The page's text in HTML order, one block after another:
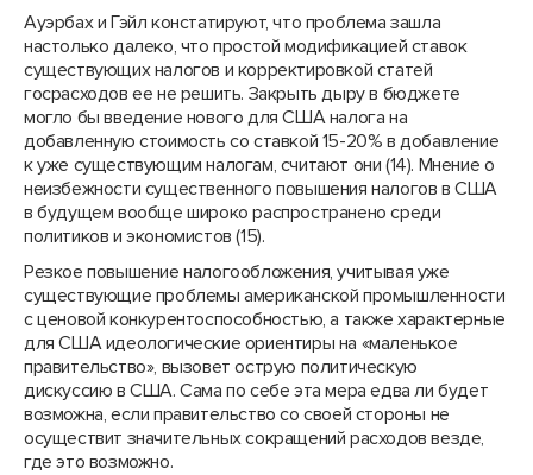
Ауэрбах и Гэйл констатируют, что проблема зашла
настолько далеко, что простой модификацией ставок
существующих налогов и корректировкой статей
госрасходов ее не решить. Закрыть дыру в бюджете
могло бы введение нового для США налога на
добавленную стоимость со ставкой 15-20% в добавление
к уже существующим налогам, считают они (14). Мнение о
неизбежности существенного повышения налогов в США
в будущем вообще широко распространено среди
политиков и экономистов (15).
Резкое повышение налогообложения, учитывая уже
существующие проблемы американской промышленности
с ценовой конкурентоспособностью, а также характерные
для США идеологические ориентиры на «маленькое
правительство», вызовет острую политическую
дискуссию в США. Сама по себе эта мера едва ли будет
возможна, если правительство со своей стороны не
осуществит значительных сокращений расходов везде,
где это возможно.